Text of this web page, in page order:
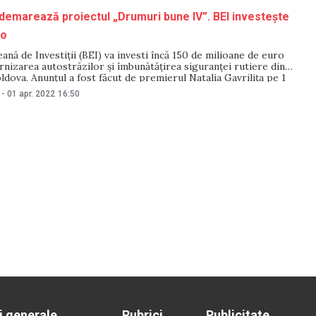
proiectul „Drumuri bune IV”. BEI investește
de Investiții (BEI) va investi încă 150 de milioane de euro
autostrăzilor și îmbunătățirea siguranței rutiere din
Anunțul a fost făcut de premierul Natalia Gavrilița pe 1
a semnat Contractul de finanțare dintre Republica Moldova şi
Proiectului „Moldova drumuri
- 01 apr. 2022 16:50